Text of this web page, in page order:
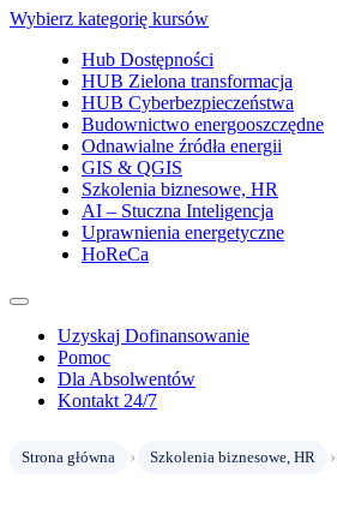
Wybierz kategorię kursów
Hub Dostępności
HUB Zielona transformacja
HUB Cyberbezpieczeństwa
Budownictwo energooszczędne
Odnawialne źródła energii
GIS & QGIS
Szkolenia biznesowe, HR
AI – Stuczna Inteligencja
Uprawnienia energetyczne
HoReCa
Uzyskaj Dofinansowanie
Pomoc
Dla Absolwentów
Kontakt 24/7
Strona główna › Szkolenia biznesowe, HR ›